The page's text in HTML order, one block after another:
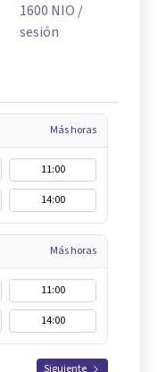
1600 NIO /
sesión
Más horas
11:00
14:00
Más horas
11:00
14:00
Siguiente